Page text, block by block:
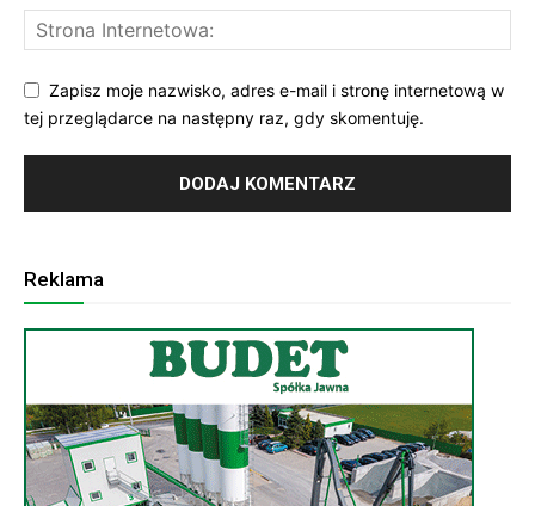
Zapisz moje nazwisko, adres e-mail i stronę internetową w
tej przeglądarce na następny raz, gdy skomentuję.
Reklama